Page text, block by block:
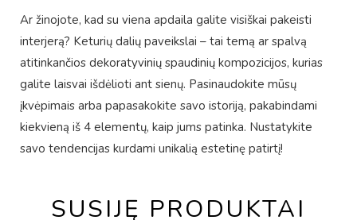
Ar žinojote, kad su viena apdaila galite visiškai pakeisti
interjerą? Keturių dalių paveikslai – tai temą ar spalvą
atitinkančios dekoratyvinių spaudinių kompozicijos, kurias
galite laisvai išdėlioti ant sienų. Pasinaudokite mūsų
įkvėpimais arba papasakokite savo istoriją, pakabindami
kiekvieną iš 4 elementų, kaip jums patinka. Nustatykite
savo tendencijas kurdami unikalią estetinę patirtį!
SUSIJĘ PRODUKTAI